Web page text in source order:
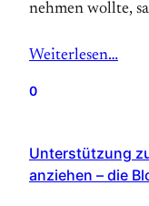
nehmen wollte,
Weiterlesen…
0
Unterstützung
anziehen – die